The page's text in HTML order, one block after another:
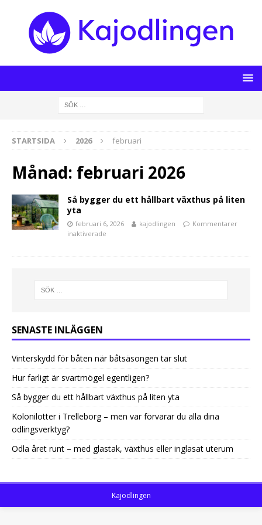
STARTSIDA 2026 februari
Månad: februari 2026
Så bygger du ett hållbart växthus på liten
yta
februari 6, 2026 kajodlingen
Kommentarer
inaktiverade
SENASTE INLÄGGEN
Vinterskydd för båten när båtsäsongen tar slut
Hur farligt är svartmögel egentligen?
Så bygger du ett hållbart växthus på liten yta
Kolonilotter i Trelleborg – men var förvarar du alla dina
odlingsverktyg?
Odla året runt – med glastak, växthus eller inglasat uterum
Kajodlingen